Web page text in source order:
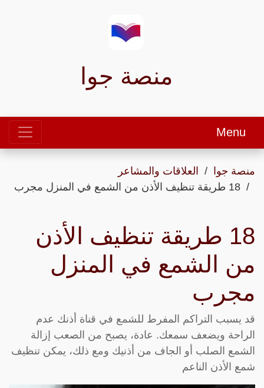
منصة جوا
Menu
منصة جوا
العلاقات والمشاعر
18 طريقة تنظيف الأذن من الشمع في المنزل مجرب
18 طريقة تنظيف الأذن
من الشمع في المنزل
مجرب
قد يسبب التراكم المفرط للشمع في قناة أذنك عدم
الراحة ويضعف سمعك. عادة، يصبح من الصعب إزالة
الشمع الصلب أو الجاف من أذنيك ومع ذلك، يمكن تنظيف
شمع الأذن الناعم